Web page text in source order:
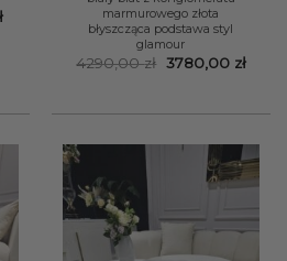
Aktualna
4999,00 zł.
marmurowego złota
błyszcząca podstawa styl
glamour
4290,00zł
Pierwotna
3780,00 zł